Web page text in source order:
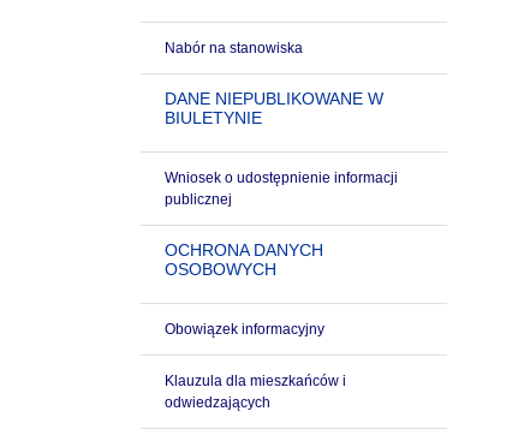
Nabór na stanowiska
DANE NIEPUBLIKOWANE W
BIULETYNIE
Wniosek o udostępnienie informacji
publicznej
OCHRONA DANYCH
OSOBOWYCH
Obowiązek informacyjny
Klauzula dla mieszkańców i
odwiedzających